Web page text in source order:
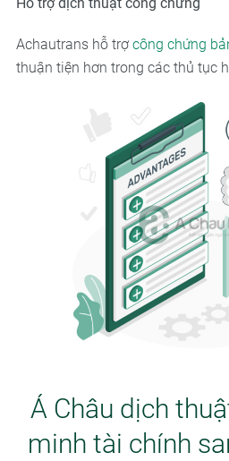
Achautrans hỗ trợcông chứng
thuận tiện hơn trong các thủ tục
Á Châu dịch
minh tài chính